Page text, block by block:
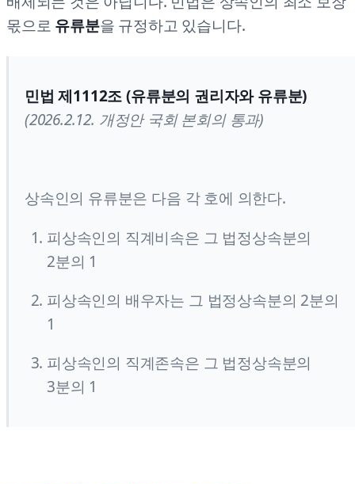
몫으로 유류분을 규정하고 있습니다.
민법 제1112조 (유류분의 권리자와 유류분)
(2026.2.12. 개정안 국회 본회의 통과)
상속인의 유류분은 다음 각 호에 의한다.
피상속인의 직계비속은 그 법정상속분의
2분의 1
피상속인의 배우자는 그 법정상속분의 2분의
1
피상속인의 직계존속은 그 법정상속분의
3분의 1